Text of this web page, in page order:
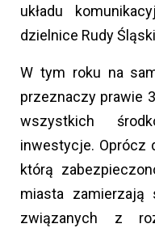
układu
dzielnice Rudy
W tym roku na
przeznaczy prawie
wszystkich
inwestycje. Oprócz
którą
miasta
związanych z